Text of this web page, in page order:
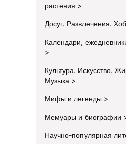
растения
Досуг. Развлечения.
Календари,
Культура. Искусство.
Музыка
Мифы и легенды
Мемуары и биографии
Научно-популярная